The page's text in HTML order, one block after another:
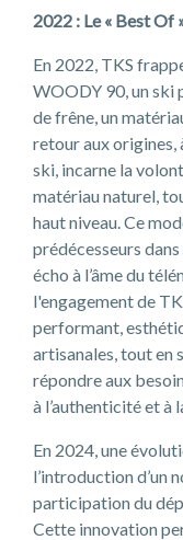
2022 : Le « Best Of
En 2022, TKS
WOODY 90, un ski
de frêne, un
retour aux origines,
ski, incarne la
matériau naturel,
haut niveau. Ce
prédécesseurs
écho à l’âme du
l'engagement de
performant,
artisanales, tout en
répondre aux
à l’authenticité et à
En 2024, une
l’introduction d’un
participation du
Cette innovation